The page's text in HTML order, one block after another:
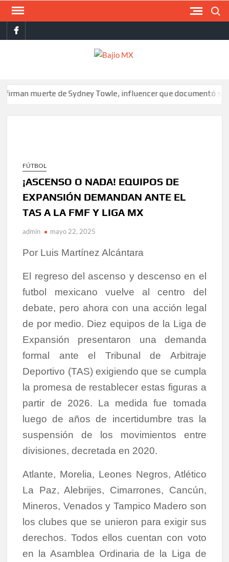
Saltar
contenidofacebook
de Sydney Towle, influencer que documentó su lucha
FÚTBOL
¡ASCENSO O NADA! EQUIPOS DE
EXPANSIÓN DEMANDAN ANTE EL
TAS A LA FMF Y LIGA MX
admin mayo 22, 2025
Por Luis Martínez Alcántara
El regreso del ascenso y descenso en el
futbol mexicano vuelve al centro del
debate, pero ahora con una acción legal
de por medio. Diez equipos de la Liga de
Expansión presentaron una demanda
formal ante el Tribunal de Arbitraje
Deportivo (TAS) exigiendo que se cumpla
la promesa de restablecer estas figuras a
partir de 2026. La medida fue tomada
luego de años de incertidumbre tras la
suspensión de los movimientos entre
divisiones, decretada en 2020.
Atlante, Morelia, Leones Negros, Atlético
La Paz, Alebrijes, Cimarrones, Cancún,
Mineros, Venados y Tampico Madero son
los clubes que se unieron para exigir sus
derechos. Todos ellos cuentan con voto
en la Asamblea Ordinaria de la Liga de